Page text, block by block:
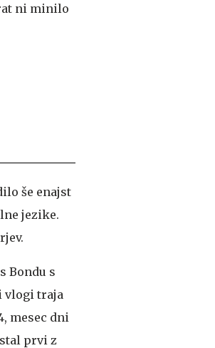
ni minilo
še enajst
jezike.
Bondu s
vlogi traja
mesec dni
prvi z